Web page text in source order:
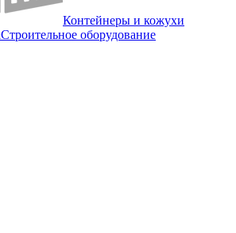
Контейнеры и кожухи
Строительное оборудование